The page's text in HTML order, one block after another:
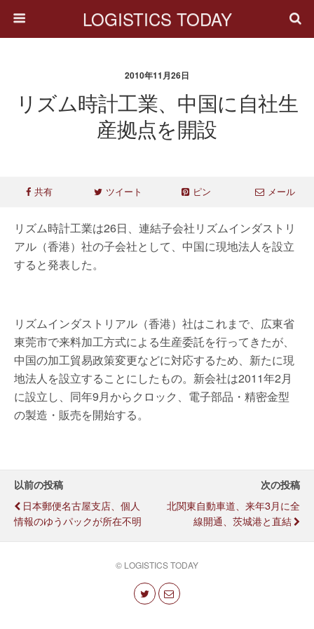
LOGISTICS TODAY
2010年11月26日
リズム時計工業、中国に自社生
産拠点を開設
共有 ツイート ピン メール
リズム時計工業は26日、連結子会社リズムインダストリ
アル（香港）社の子会社として、中国に現地法人を設立
すると発表した。
リズムインダストリアル（香港）社はこれまで、広東省
東莞市で来料加工方式による生産委託を行ってきたが、
中国の加工貿易政策変更などに対応するため、新たに現
地法人を設立することにしたもの。新会社は2011年2月
に設立し、同年9月からクロック、電子部品・精密金型
の製造・販売を開始する。
以前の投稿
日本郵便名古屋支店、個人
情報のゆうパックが所在不明
次の投稿
北関東自動車道、来年3月に全
線開通、茨城港と直結
© LOGISTICS TODAY